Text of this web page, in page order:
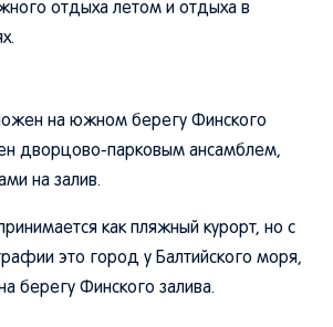
отдыха летом и отдыха в
на южном берегу Финского
дворцово-парковым ансамблем,
на залив.
как пляжный курорт, но с
это город у Балтийского моря,
берегу Финского залива.